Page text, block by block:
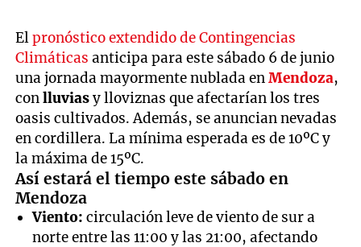
Elpronóstico extendido de Contingencias
Climáticas anticipa para este sábado 6 de junio
una jornada mayormente nublada enMendoza,
conlluviasy lloviznas que afectarían los tres
oasis cultivados. Además, se anuncian nevadas
en cordillera. La mínima esperada es de 10ºC y
la máxima de 15ºC.
Así estará el tiempo este sábado en
Mendoza
Viento: circulación leve de viento de sur a
norte entre las 11:00 y las 21:00, afectando